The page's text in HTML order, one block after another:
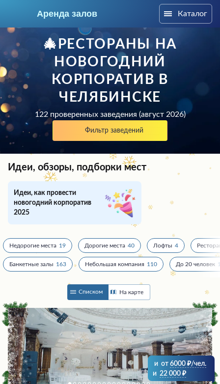
Аренда залов
Колл-центр
+7 (909) 069-16-43
Подберите мне зал
Каталог
🎄РЕСТОРАНЫ НА
НОВОГОДНИЙ
КОРПОРАТИВ В
ЧЕЛЯБИНСКЕ
122 проверенных заведения (август 2026)
Фильтр заведений
Идеи, обзоры, подборки мест
Идеи, как провести
новогодний корпоратив
2025
Недорогие места 19 Дорогие места 40 Лофты 4
Банкетные залы 163 Небольшая компания 110 До 20 человек
Списком На карте
и от 6000
/чел.
и 22 000